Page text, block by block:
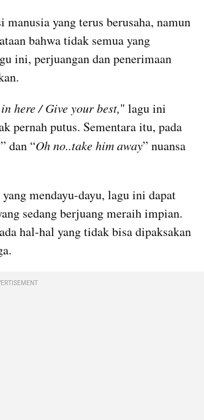
manusia yang terus berusaha, namun
bahwa tidak semua yang
ini, perjuangan dan penerimaan
here / Give your best," lagu ini
pernah putus. Sementara itu, pada
dan “Oh no..take him away” nuansa
mendayu-dayu, lagu ini dapat
sedang berjuang meraih impian.
hal-hal yang tidak bisa dipaksakan